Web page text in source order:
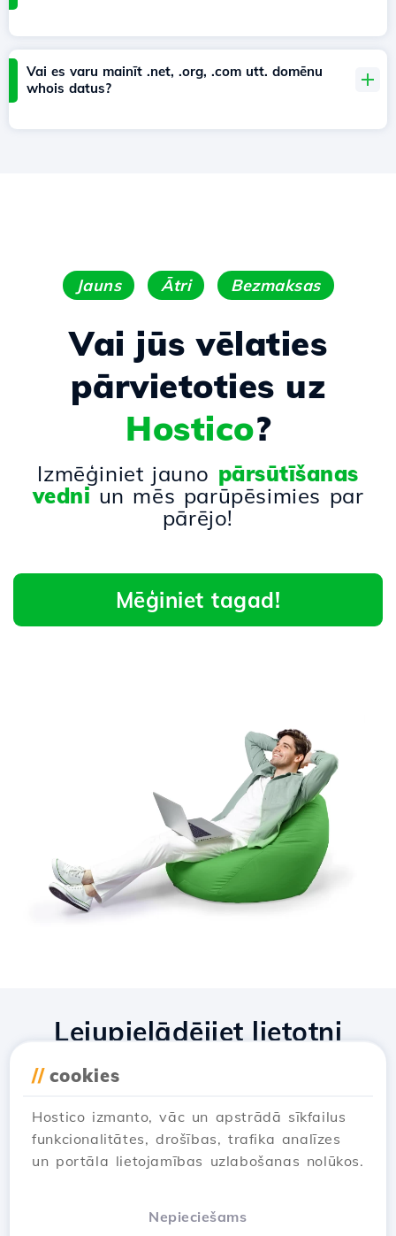
Vai es varu mainīt .net, .org, .com utt. domēnu
whois datus?
Jauns Ātri Bezmaksas
Vai jūs vēlaties
pārvietoties uz
Hostico?
Izmēģiniet jauno pārsūtīšanas
vedni un mēs parūpēsimies par
pārējo!
Mēģiniet tagad!
// cookies
Hostico izmanto, vāc un apstrādā sīkfailus
funkcionalitātes, drošības, trafika analīzes
un portāla lietojamības uzlabošanas nolūkos.
Nepieciešams
Lejupielādējiet lietotni